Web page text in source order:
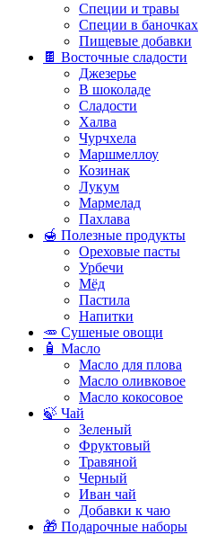
Специи и травы
Специи в баночках
Пищевые добавки
🍫 Восточные сладости
Джезерье
В шоколаде
Сладости
Халва
Чурчхела
Маршмеллоу
Козинак
Лукум
Мармелад
Пахлава
🍯 Полезные продукты
Ореховые пасты
Урбечи
Мёд
Пастила
Напитки
🥕 Сушеные овощи
🧴 Масло
Масло для плова
Масло оливковое
Масло кокосовое
🍃 Чай
Зеленый
Фруктовый
Травяной
Черный
Иван чай
Добавки к чаю
🎁 Подарочные наборы